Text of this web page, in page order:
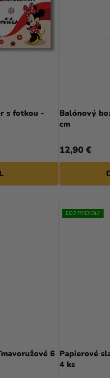
s fotkou -
Balónový
cm
12,90 €
6
ECO FRIENDLY
Papierové
4 ks